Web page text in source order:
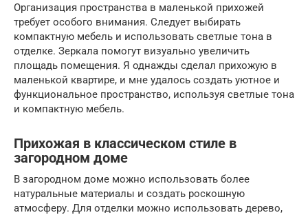
Организация пространства в маленькой прихожей
требует особого внимания. Следует выбирать
компактную мебель и использовать светлые тона в
отделке. Зеркала помогут визуально увеличить
площадь помещения. Я однажды сделал прихожую в
маленькой квартире, и мне удалось создать уютное и
функциональное пространство, используя светлые тона
и компактную мебель.
Прихожая в классическом стиле в
загородном доме
В загородном доме можно использовать более
натуральные материалы и создать роскошную
атмосферу. Для отделки можно использовать дерево,